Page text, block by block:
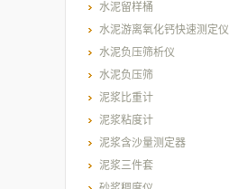
水泥留样桶
水泥游离氧化钙快速测定仪
水泥负压筛析仪
水泥负压筛
泥浆比重计
泥浆粘度计
泥浆含沙量测定器
泥浆三件套